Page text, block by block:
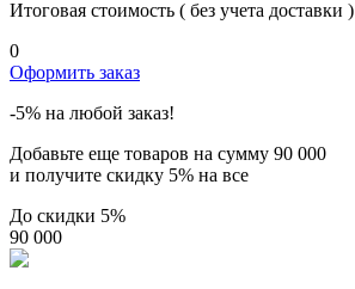
Итоговая стоимость ( без учета доставки )
0
Оформить заказ
-5% на любой заказ!
Добавьте еще товаров на сумму 90 000
и получите скидку 5% на все
До скидки 5%
90 000